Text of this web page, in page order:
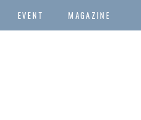
EVENT MAGAZINE